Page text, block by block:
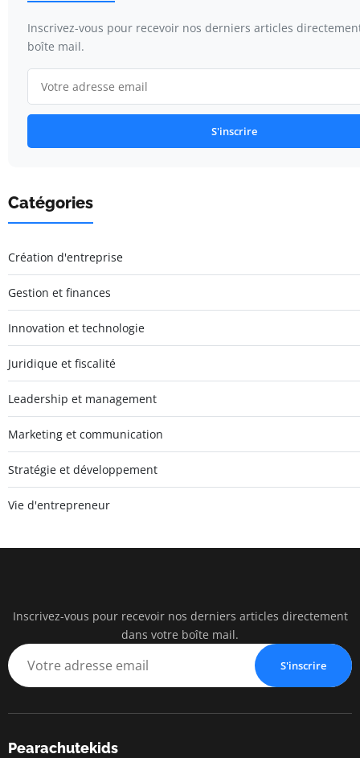
Inscrivez-vous pour recevoir nos derniers articles
boîte mail.
S'inscrire
Catégories
Création d'entreprise
Gestion et finances
Innovation et technologie
Juridique et fiscalité
Leadership et management
Marketing et communication
Stratégie et développement
Vie d'entrepreneur
Business
Inscrivez-vous pour recevoir nos derniers articles directement
dans votre boîte mail.
S'inscrire
Pearachutekids